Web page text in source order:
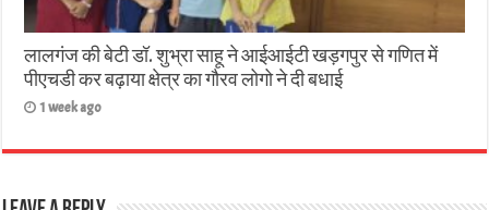
लालगंज की बेटी डॉ. शुभ्रा साहू ने आईआईटी खड़गपुर से गणित में
पीएचडी कर बढ़ाया क्षेत्र का गौरव लोगो ने दी बधाई
1 week ago